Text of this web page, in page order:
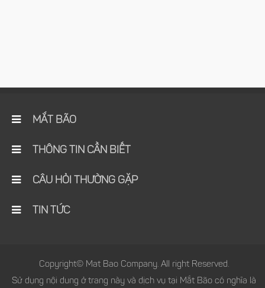
MẮT BÃO
THÔNG TIN CẦN BIẾT
CÂU HỎI THƯỜNG GẶP
TIN TỨC
Copyright© Mat Bao Company. All right Reserved.
Sử dụng nội dung ở trang này và dịch vụ tại Mắt Bão có nghĩa là